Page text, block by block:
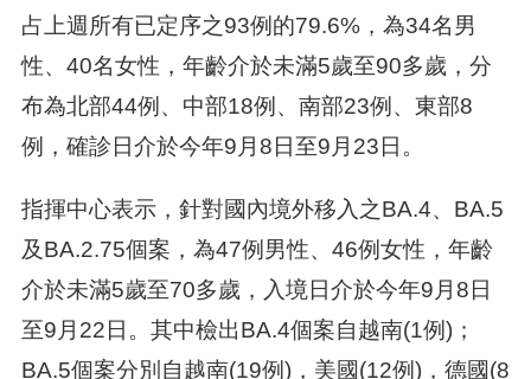
占上週所有已定序之93例的79.6%，為34名男
性、40名女性，年齡介於未滿5歲至90多歲，分
布為北部44例、中部18例、南部23例、東部8
例，確診日介於今年9月8日至9月23日。
指揮中心表示，針對國內境外移入之BA.4、BA.5
及BA.2.75個案，為47例男性、46例女性，年齡
介於未滿5歲至70多歲，入境日介於今年9月8日
至9月22日。其中檢出BA.4個案自越南(1例)；
BA.5個案分別自越南(19例)，美國(12例)，德國(8